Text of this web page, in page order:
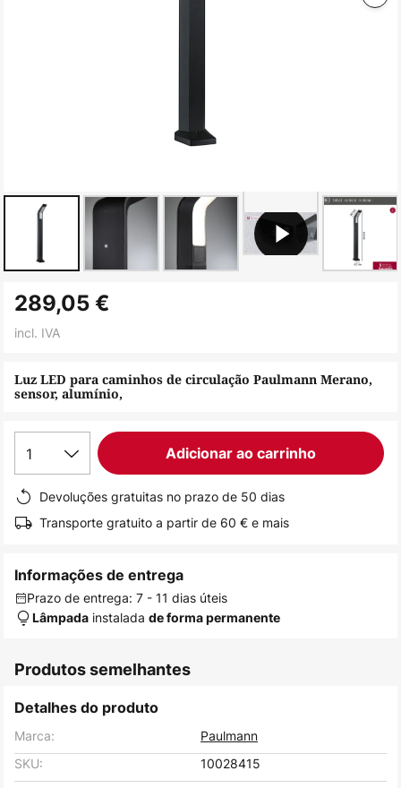
para
da
Galeria
Luz LED para caminhos de circulação Paulmann Merano,
sensor, alumínio,
289,05 €
incl. IVA
1 Adicionar ao carrinho
Devoluções gratuitas no prazo de 50 dias
Transporte gratuito a partir de 60 € e mais
Informações de entrega
Prazo de entrega: 7 - 11 dias úteis
Lâmpada instalada de forma permanente
Produtos semelhantes
Detalhes do produto
Marca:
Paulmann
SKU:
10028415